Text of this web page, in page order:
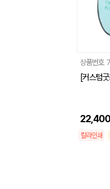
상품번호
[커스텀
22,400
칼라인쇄